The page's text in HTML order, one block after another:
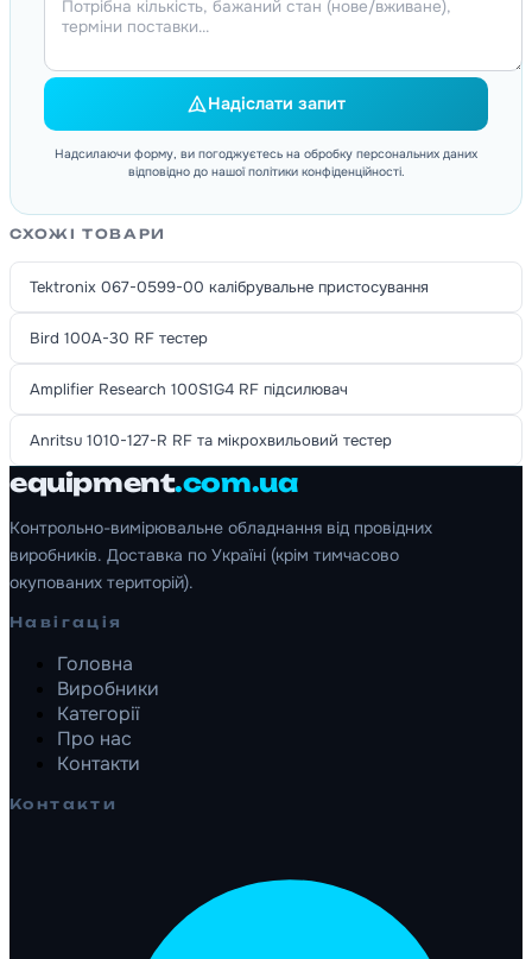
Надіслати запит
Надсилаючи форму, ви погоджуєтесь на обробку персональних даних
відповідно до нашої політики конфіденційності.
СХОЖІ ТОВАРИ
Tektronix 067-0599-00 калібрувальне пристосування
Bird 100A-30 RF тестер
Amplifier Research 100S1G4 RF підсилювач
Anritsu 1010-127-R RF та мікрохвильовий тестер
equipment.com.ua
Контрольно-вимірювальне обладнання від провідних
виробників. Доставка по Україні (крім тимчасово
окупованих територій).
Навігація
Головна
Виробники
Категорії
Про нас
Контакти
Контакти